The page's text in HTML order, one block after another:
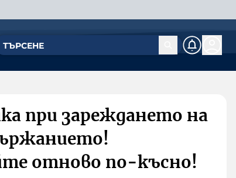
при зареждането на
отново по-късно!